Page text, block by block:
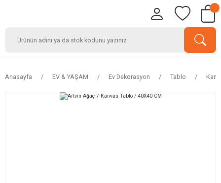
Anasayfa EV & YAŞAM Ev Dekorasyon Tablo